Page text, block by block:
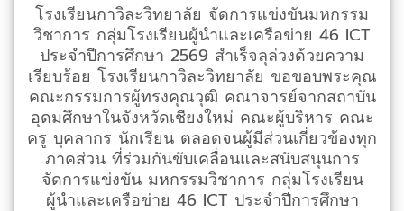
โรงเรียนกาวิละวิทยาลัย จัดการแข่งขันมหกรรม
วิชาการ กลุ่มโรงเรียนผู้นำและเครือข่าย 46 ICT
ประจำปีการศึกษา 2569 สำเร็จลุล่วงด้วยความ
เรียบร้อย โรงเรียนกาวิละวิทยาลัย ขอขอบพระคุณ
คณะกรรมการผู้ทรงคุณวุฒิ คณาจารย์จากสถาบัน
อุดมศึกษาในจังหวัดเชียงใหม่ คณะผู้บริหาร คณะ
ครู บุคลากร นักเรียน ตลอดจนผู้มีส่วนเกี่ยวข้องทุก
ภาคส่วน ที่ร่วมกันขับเคลื่อนและสนับสนุนการ
จัดการแข่งขัน มหกรรมวิชาการ กลุ่มโรงเรียน
ผู้นำและเครือข่าย 46 ICT ประจำปีการศึกษา